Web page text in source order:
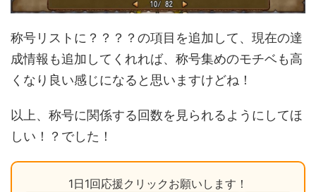
称号リストに？？？？の項目を追加して、現在の達
成情報も追加してくれれば、称号集めのモチベも高
くなり良い感じになると思いますけどね！
以上、称号に関係する回数を見られるようにしてほ
しい！？でした！
1日1回応援クリックお願いします！